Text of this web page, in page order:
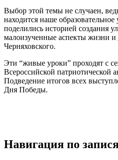
Выбор этой темы не случаен,
находится наше
поделились историей создания
малоизученные аспекты жизни и
Черняховского.
Эти “живые уроки” проходят с
Всероссийской патриотической
Подведение итогов всех
Дня Победы.
Навигация по